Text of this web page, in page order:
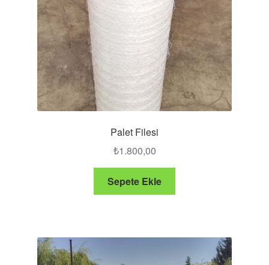
Palet Filesi
₺1.800,00
Sepete Ekle